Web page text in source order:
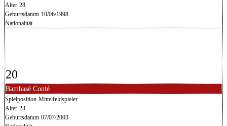
Alter 28
Geburtsdatum 10/06/1998
Nationalität
20
Bambasé Conté
Spielposition Mittelfeldspieler
Alter 23
Geburtsdatum 07/07/2003